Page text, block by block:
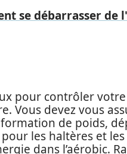
se débarrasser de
pour contrôler
Vous devez vous
de poids,
les haltères et
dans l’aérobic.